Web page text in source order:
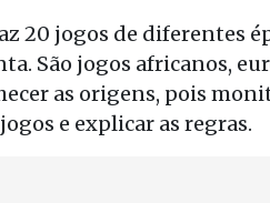
20 jogos de diferentes
São jogos africanos,
as origens, pois
e explicar as regras.